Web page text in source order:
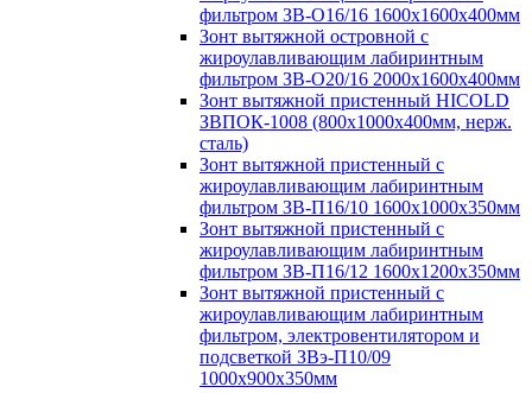
фильтром ЗВ-О16/16 1600х1600х400мм
Зонт вытяжной островной с
жироулавливающим лабиринтным
фильтром ЗВ-О20/16 2000х1600х400мм
Зонт вытяжной пристенный HICOLD
ЗВПОК-1008 (800х1000х400мм, нерж.
сталь)
Зонт вытяжной пристенный с
жироулавливающим лабиринтным
фильтром ЗВ-П16/10 1600х1000х350мм
Зонт вытяжной пристенный с
жироулавливающим лабиринтным
фильтром ЗВ-П16/12 1600х1200х350мм
Зонт вытяжной пристенный с
жироулавливающим лабиринтным
фильтром, электровентилятором и
подсветкой ЗВэ-П10/09
1000х900х350мм